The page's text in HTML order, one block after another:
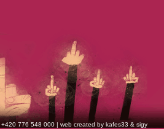
, +420 776 548 000 | web created by kafes33 & sigy